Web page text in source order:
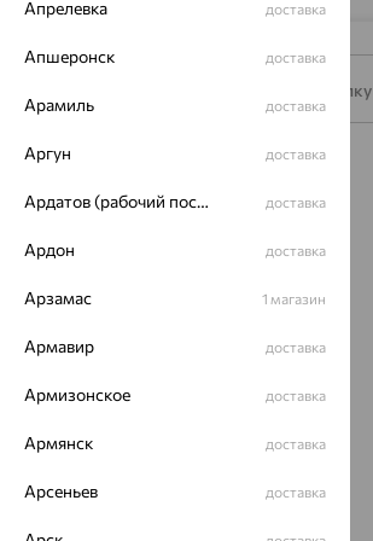
Подписаться на рассылку
Доставка
Покупателям
О нас
Магазины и доставка г. Липецк
еще 3
Другие города
Заказать звонок
Апрелевка доставка
Апшеронск доставка
Арамиль доставка
Аргун доставка
Ардатов (рабочий поселок) доставка
Ардон доставка
Арзамас 1 магазин
Армавир доставка
Армизонское доставка
Армянск доставка
Арсеньев доставка